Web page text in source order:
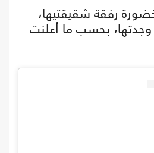
رفقة شقيقتيها،
بحسب ما أعلنت